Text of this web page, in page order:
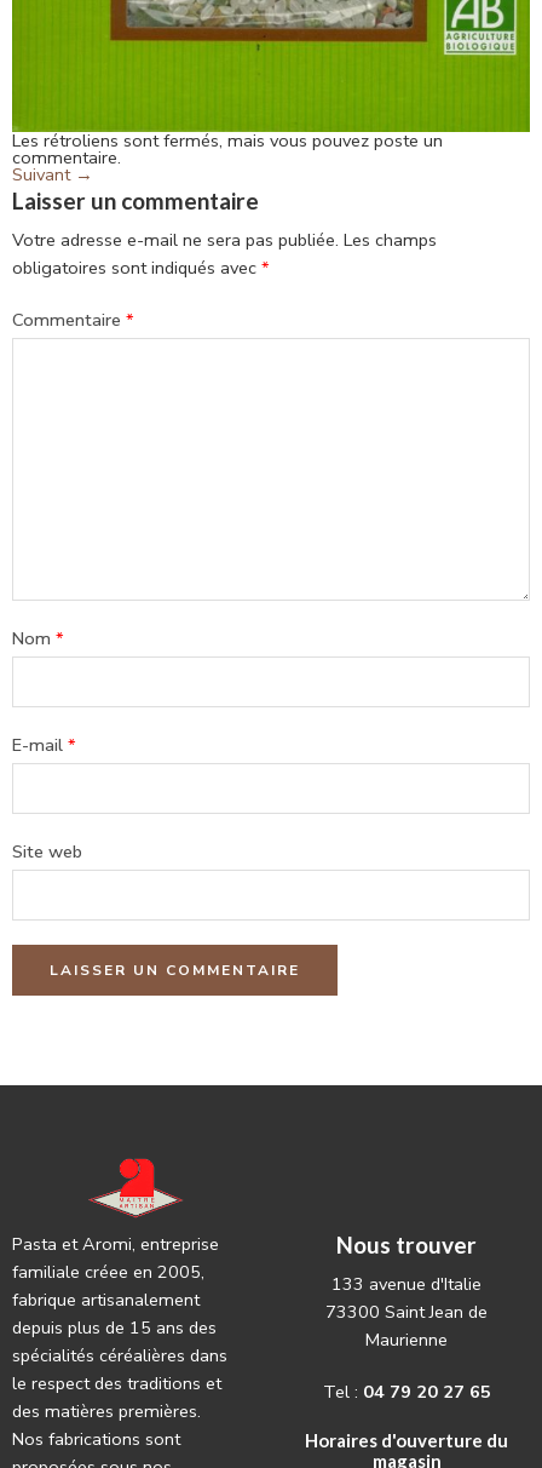
Les rétroliens sont fermés, mais vous pouvez poste un
commentaire.
Suivant →
Laisser un commentaire
Votre adresse e-mail ne sera pas publiée. Les champs
obligatoires sont indiqués avec *
Commentaire *
Nom *
E-mail *
Site web
Pasta et Aromi, entreprise
familiale créee en 2005,
fabrique artisanalement
depuis plus de 15 ans des
spécialités céréalières dans
le respect des traditions et
des matières premières.
Nos fabrications sont
Nous trouver
133 avenue d'Italie
73300 Saint Jean de
Maurienne
Tel : 04 79 20 27 65
Horaires d'ouverture du
magasin